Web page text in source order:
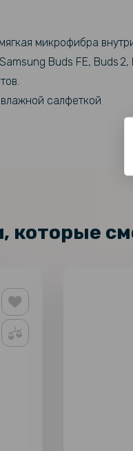
микрофибра
Buds FE, Buds 2,
салфеткой
которые